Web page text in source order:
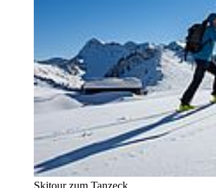
Skitour zum Tanzeck